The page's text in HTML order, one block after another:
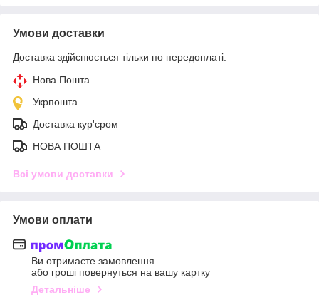
Умови доставки
Доставка здійснюється тільки по передоплаті.
Нова Пошта
Укрпошта
Доставка кур'єром
НОВА ПОШТА
Всі умови доставки
Умови оплати
Ви отримаєте замовлення
або гроші повернуться на вашу картку
Детальніше